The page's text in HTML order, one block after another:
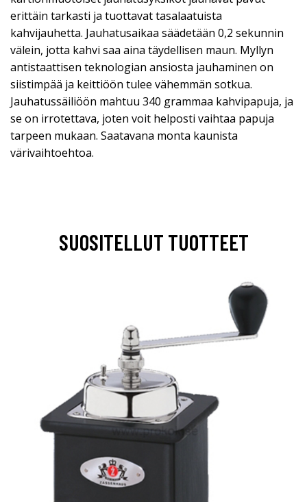
erittäin tarkasti ja tuottavat tasalaatuista
kahvijauhetta. Jauhatusaikaa säädetään 0,2 sekunnin
välein, jotta kahvi saa aina täydellisen maun. Myllyn
antistaattisen teknologian ansiosta jauhaminen on
siistimpää ja keittiöön tulee vähemmän sotkua.
Jauhatussäiliöön mahtuu 340 grammaa kahvipapuja, ja
se on irrotettava, joten voit helposti vaihtaa papuja
tarpeen mukaan. Saatavana monta kaunista
värivaihtoehtoa.
SUOSITELLUT TUOTTEET